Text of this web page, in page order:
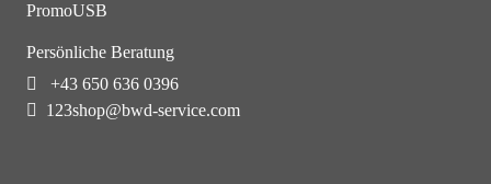
PromoUSB
Persönliche Beratung
+43 650 636 0396
123shop@bwd-service.com